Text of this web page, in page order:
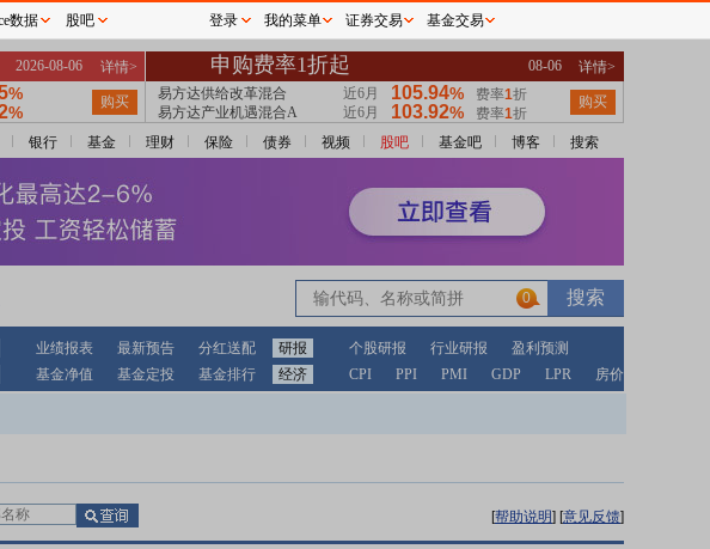
银行 基金 理财 保险 债券 视频 股吧 基金吧 博客 搜索
0
业绩报表 最新预告 分红送配 研报 个股研报 行业研报
盈利预测
基金净值 基金定投 基金排行 经济 CPI PPI PMI GDP LPR 房价
[帮助说明] [意见反馈]
数据 股吧 登录 我的菜单 证券交易 基金交易